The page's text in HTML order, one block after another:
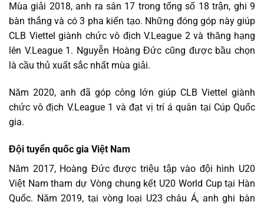
Mùa giải 2018, anh ra sân 17 trong tổng số 18 trận, ghi 9
bàn thắng và có 3 pha kiến tạo. Những đóng góp này giúp
CLB Viettel giành chức vô địch V.League 2 và thăng hạng
lên V.League 1. Nguyễn Hoàng Đức cũng được bầu chọn
là cầu thủ xuất sắc nhất mùa giải.
Năm 2020, anh đã góp công lớn giúp CLB Viettel giành
chức vô địch V.League 1 và đạt vị trí á quân tại Cúp Quốc
gia.
Đội tuyển quốc gia Việt Nam
Năm 2017, Hoàng Đức được triệu tập vào đội hình U20
Việt Nam tham dự Vòng chung kết U20 World Cup tại Hàn
Quốc. Năm 2019, tại vòng loại U23 châu Á, anh ghi bàn